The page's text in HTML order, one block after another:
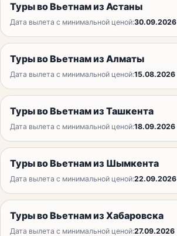
Туры во Вьетнам из Астаны
Дата вылета с минимальной ценой:30.09.2026
Туры во Вьетнам из Алматы
Дата вылета с минимальной ценой:15.08.2026
Туры во Вьетнам из Ташкента
Дата вылета с минимальной ценой:18.09.2026
Туры во Вьетнам из Шымкента
Дата вылета с минимальной ценой:22.09.2026
Туры во Вьетнам из Хабаровска
Дата вылета с минимальной ценой:27.09.2026